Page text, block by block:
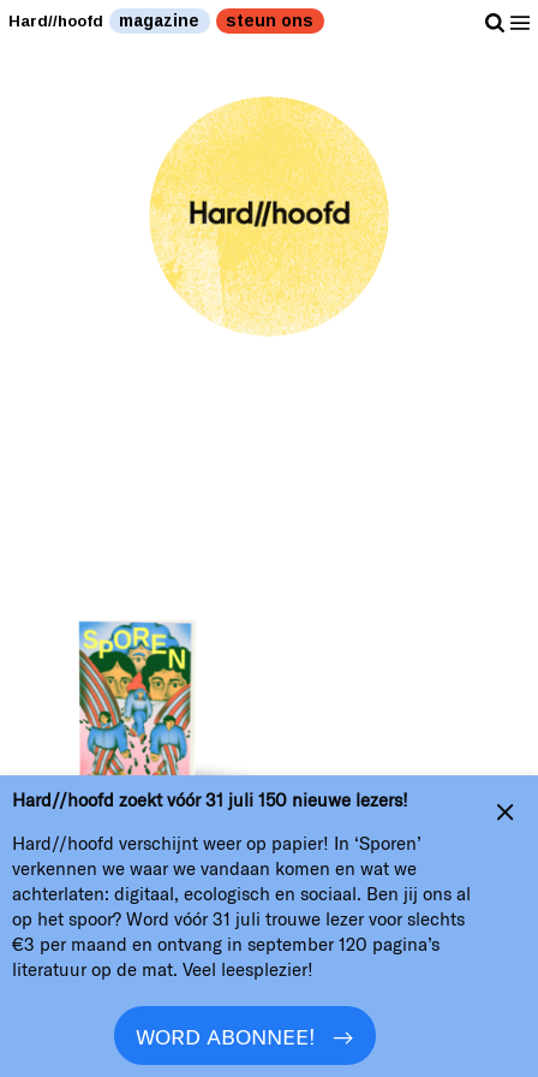
Hard//hoofd magazine steun ons
H//h
Home Over Nieuwsbrief
Colofon
Verzamel kunst of word abonnee
ANBI
Oproepen
Contact en kopij Podcasts
Hard//hoofd zoekt vóór 31 juli 150 nieuwe lezers!
Hard//hoofd verschijnt weer op papier! In ‘Sporen’
verkennen we waar we vandaan komen en wat we
achterlaten: digitaal, ecologisch en sociaal. Ben jij ons al
op het spoor? Word vóór 31 juli trouwe lezer voor slechts
€3 per maand en ontvang in september 120 pagina’s
literatuur op de mat. Veel leesplezier!
WORD ABONNEE!